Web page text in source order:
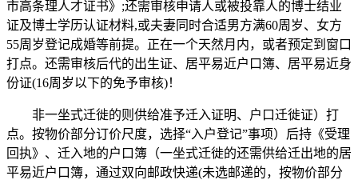
市高条理人才证书》;还需审核申请人或被投靠人的博士结业
证及博士学历认证材料,或夫妻同时合适男方满60周岁、女方
55周岁登记成婚等前提。正在一个天然月内，或者预定到窗口
打点。还需审核后代的出生证、居平易近户口簿、居平易近身
份证(16周岁以下的免予审核)！
非一坐式迁徙的则供给准予迁入证明、户口迁徙证）打
点。按物价部分订价尺度，选择“入户登记”事项）后持《受理
回执》、迁入地的户口簿（一坐式迁徙的还需供给迁出地的居
平易近户口簿，通过双向邮政快递(未选邮递的，按物价部分